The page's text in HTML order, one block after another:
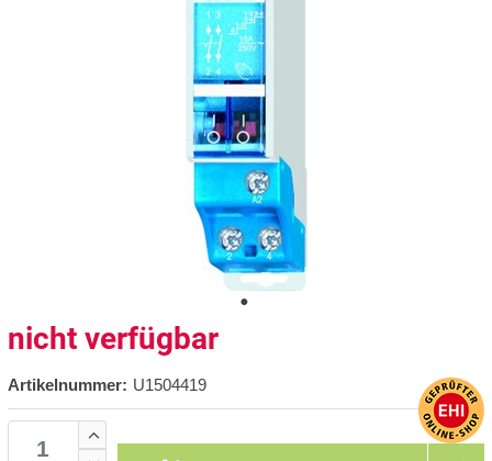
nicht verfügbar
Artikelnummer: U1504419